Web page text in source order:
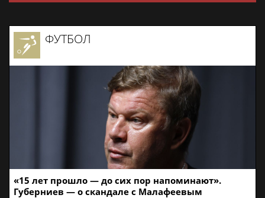
«15 лет прошло — до сих пор напоминают».
Губерниев — о скандале с Малафеевым
ФУТБОЛ